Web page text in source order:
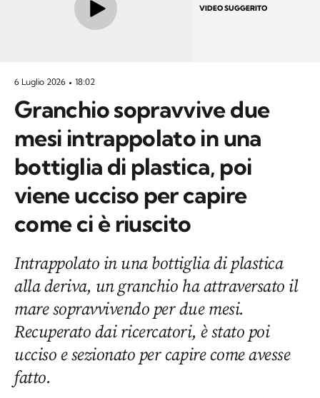
VIDEO SUGGERITO
6 Luglio 2026 18:02
Granchio sopravvive due
mesi intrappolato in una
bottiglia di plastica, poi
viene ucciso per capire
come ci è riuscito
Intrappolato in una bottiglia di plastica
alla deriva, un granchio ha attraversato il
mare sopravvivendo per due mesi.
Recuperato dai ricercatori, è stato poi
ucciso e sezionato per capire come avesse
fatto.